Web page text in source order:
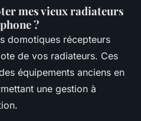
mes vieux radiateurs
?
domotiques récepteurs
de vos radiateurs. Ces
équipements anciens en
une gestion à